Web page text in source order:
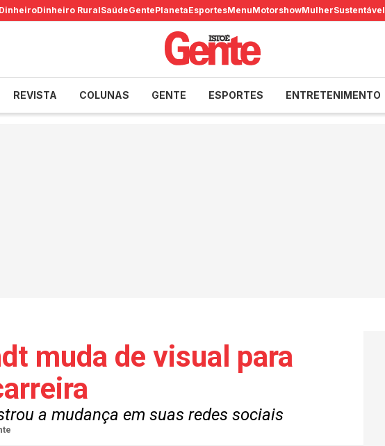
DinheiroDinheiro RuralSaúdeGentePlanetaEsportesMenuMotorshowMulherSustentável
REVISTA COLUNAS GENTE ESPORTES ENTRETENIMENTO
muda de visual para
a mudança em suas redes sociais